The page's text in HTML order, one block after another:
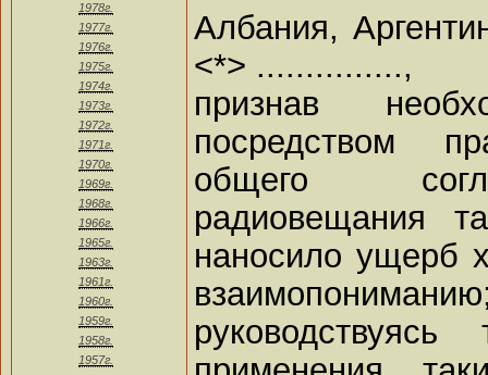
1978г.
1977г.
1976г.
1975г.
1974г.
1973г.
1972г.
1971г.
1970г.
1969г.
1968г.
1966г.
1965г.
1963г.
1961г.
1960г.
1959г.
1958г.
1957г.
Албания,
<*> ...............,
признав
посредством
общего
радиовещания
наносило ущерб